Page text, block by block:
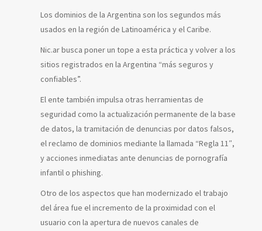
Los dominios de la Argentina son los segundos más
usados en la región de Latinoamérica y el Caribe.
Nic.ar busca poner un tope a esta práctica y volver a los
sitios registrados en la Argentina “más seguros y
confiables”.
El ente también impulsa otras herramientas de
seguridad como la actualización permanente de la base
de datos, la tramitación de denuncias por datos falsos,
el reclamo de dominios mediante la llamada “Regla 11″,
y acciones inmediatas ante denuncias de pornografía
infantil o phishing.
Otro de los aspectos que han modernizado el trabajo
del área fue el incremento de la proximidad con el
usuario con la apertura de nuevos canales de